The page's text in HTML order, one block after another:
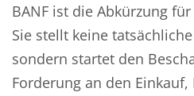
BANF ist die Abkürzung
Sie stellt keine
sondern startet den
Forderung an den